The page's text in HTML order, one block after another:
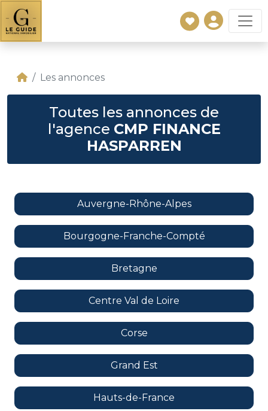
Les annonces
Toutes les annonces de
l'agence CMP FINANCE
HASPARREN
Auvergne-Rhône-Alpes
Bourgogne-Franche-Compté
Bretagne
Centre Val de Loire
Corse
Grand Est
Hauts-de-France